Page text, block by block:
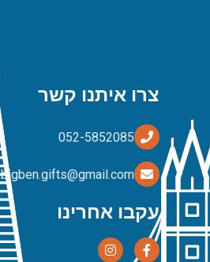
צרו איתנו קשר
bigben.gifts@gmail.com
עקבו אחרינו